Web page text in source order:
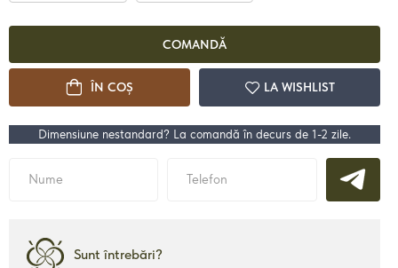
Detalii
COMANDĂ
ÎN COȘ LA WISHLIST
Dimensiune nestandard? La comandă în decurs de 1-2 zile.
Sunt întrebări?